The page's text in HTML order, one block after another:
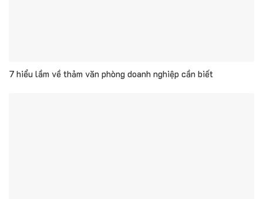
7 hiểu lầm về thảm văn phòng doanh nghiệp cần biết